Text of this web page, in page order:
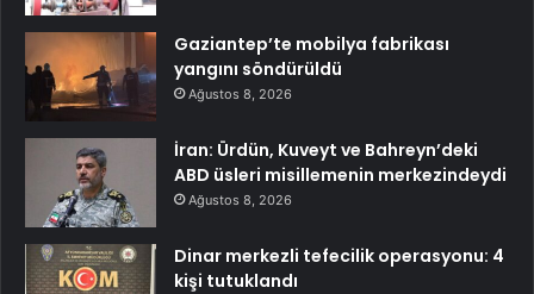
Gaziantep’te mobilya fabrikası
yangını söndürüldü
Ağustos 8, 2026
İran: Ürdün, Kuveyt ve Bahreyn’deki
ABD üsleri misillemenin merkezindeydi
Ağustos 8, 2026
Dinar merkezli tefecilik operasyonu: 4
kişi tutuklandı